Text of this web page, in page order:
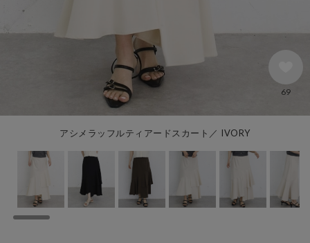
アシメラッフルティアードスカート／ IVORY
69